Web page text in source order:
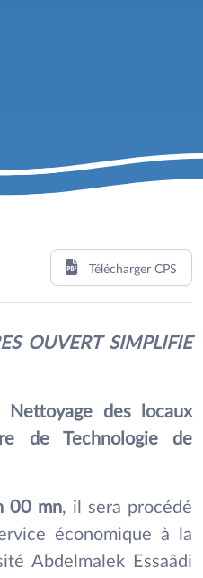
Télécharger CPS
OUVERT SIMPLIFIE
des locaux
de Technologie de
00 mn, il sera procédé
économique à la
Abdelmalek Essaâdi